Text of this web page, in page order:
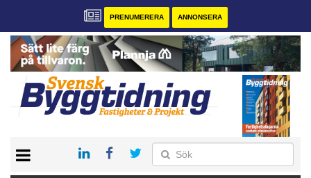
PRENUMERERA ANNONSERA